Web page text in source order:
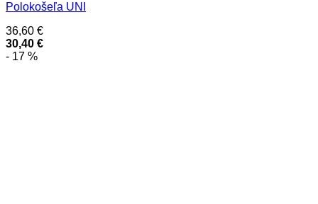
Polokošeľa UNI
36,60 €
30,40 €
- 17 %